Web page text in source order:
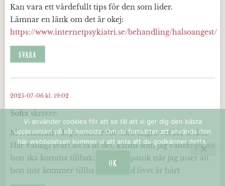
Kan vara ett värdefullt tips för den som lider.
Lämnar en länk om det är okej:
https://www.internetpsykiatri.se/behandling/halsoangest/
SVARA
Sofia skriver:
2025-07-06 kl. 19:02
Min mamma dog i cancer för bara några veckor sedan.
Har väldigt svårt att ta in det, känns som jag väntar på att
hon ska komma tillbaka men får panik när jag inser att
hon inte kommer tillbaka. Fan vad livet är hårt
Vi använder cookies för att se till att vi ger dig den bästa
upplevelsen på vår hemsida. Om du fortsätter att använda den
här webbplatsen kommer vi att anta att du godkänner detta.
OK